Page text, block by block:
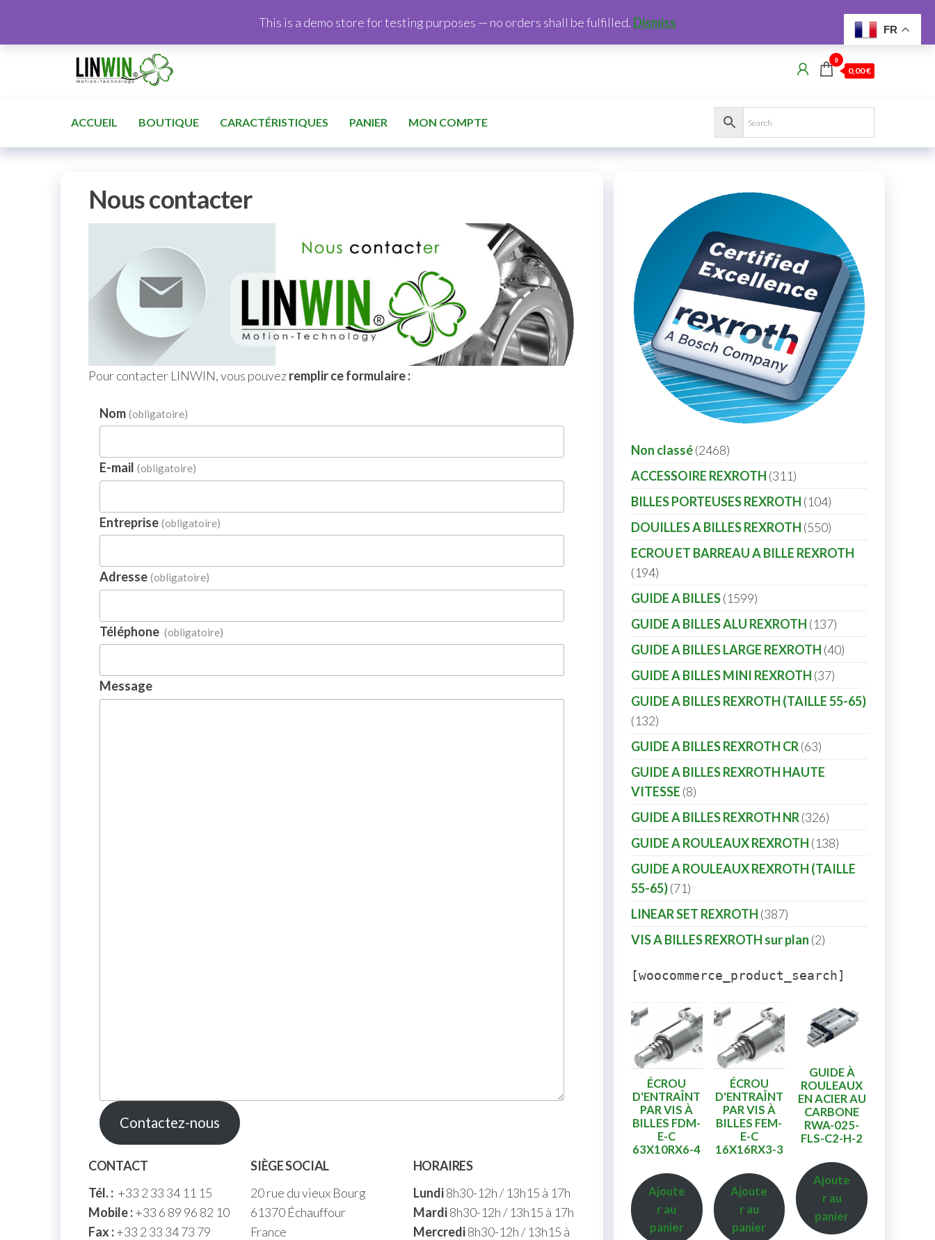
0
0,00 €
ACCUEIL BOUTIQUE CARACTÉRISTIQUES PANIER MON COMPTE
Nous contacter
Pour contacter LINWIN, vous pouvezremplir ce formulaire :
Nom (obligatoire)
E-mail (obligatoire)
Entreprise (obligatoire)
Adresse (obligatoire)
Téléphone (obligatoire)
Message
Contactez-nous
CONTACT
Tél. : +33 2 33 34 11 15
Mobile :+33 6 89 96 82 10
Fax :+33 2 33 34 73 79
SIÈGE SOCIAL
20 rue du vieux Bourg
61370 Échauffour
France
HORAIRES
Lundi8h30-12h / 13h15 à 17h
Mardi8h30-12h / 13h15 à 17h
Mercredi8h30-12h / 13h15 à
Non classé 2468
ACCESSOIRE REXROTH 311
BILLES PORTEUSES REXROTH 104
DOUILLES A BILLES REXROTH 550
ECROU ET BARREAU A BILLE REXROTH
194
GUIDE A BILLES 1599
GUIDE A BILLES ALU REXROTH 137
GUIDE A BILLES LARGE REXROTH 40
GUIDE A BILLES MINI REXROTH 37
GUIDE A BILLES REXROTH (TAILLE 55-65)
132
GUIDE A BILLES REXROTH CR 63
GUIDE A BILLES REXROTH HAUTE
VITESSE 8
GUIDE A BILLES REXROTH NR 326
GUIDE A ROULEAUX REXROTH 138
GUIDE A ROULEAUX REXROTH (TAILLE
55-65) 71
LINEAR SET REXROTH 387
VIS A BILLES REXROTH sur plan 2
[woocommerce_product_search]
ÉCROU
D'ENTRAÎNT
PAR VIS À
BILLES FDM-
E-C
63X10RX6-4
Ajoute
r au
panier
ÉCROU
D'ENTRAÎNT
PAR VIS À
BILLES FEM-
E-C
16X16RX3-3
Ajoute
r au
panier
GUIDE À
ROULEAUX
EN ACIER AU
CARBONE
RWA-025-
FLS-C2-H-2
Ajoute
r au
panier
FR
This is a demo store for testing purposes — no orders shall be fulfilled. Dismiss